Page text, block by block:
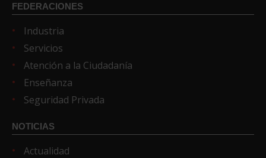
FEDERACIONES
Industria
Servicios
Atención a la Ciudadanía
Enseñanza
Seguridad Privada
NOTICIAS
Actualidad